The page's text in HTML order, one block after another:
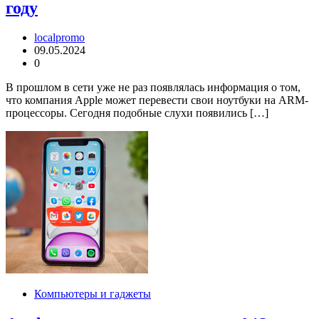
году
localpromo
09.05.2024
0
В прошлом в сети уже не раз появлялась информация о том,
что компания Apple может перевести свои ноутбуки на ARM-
процессоры. Сегодня подобные слухи появились […]
Компьютеры и гаджеты